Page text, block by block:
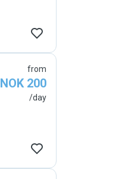
from
NOK 200
/day